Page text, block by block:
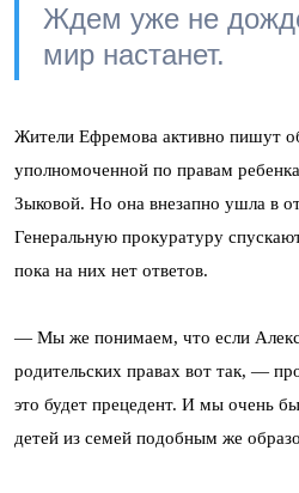
Ждем уже не
мир настанет.
Жители Ефремова активно пишут
уполномоченной по правам
Зыковой. Но она внезапно ушла в
Генеральную прокуратуру
пока на них нет ответов.
— Мы же понимаем, что если
родительских правах вот так, —
это будет прецедент. И мы очень
детей из семей подобным же